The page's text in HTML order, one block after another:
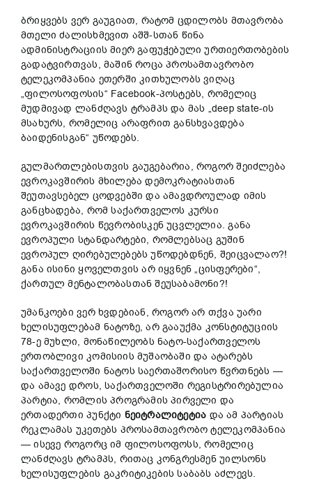
ბრიყვებს ვერ გაუგიათ, რატომ ცდილობს მთავრობა
მთელი ძალისხმევით აშშ-სთან წინა
ადმინისტრაციის მიერ გაფუჭებული ურთიერთობების
გადატვირთვას, მაშინ როცა პროსამთავრობო
ტელეკომპანია ეთერში კითხულობს ვიღაც
„ფილოსოფოსის“ Facebook-პოსტებს, რომელიც
მუდმივად ლანძღავს ტრამპს და მას „deep state-ის
მსახურს, რომელიც არაფრით განსხვავდება
ბაიდენისგან“ უწოდებს.
გულმართლებისთვის გაუგებარია, როგორ შეიძლება
ევროკავშირის მხილება დემოკრატიასთან
შეუთავსებელ ცოდვებში და ამავდროულად იმის
განცხადება, რომ საქართველოს კურსი
ევროკავშირის წევრობისკენ უცვლელია. განა
ევროპული სტანდარტები, რომლებსაც გუშინ
ევროპულ ღირებულებებს უწოდებდნენ, შეიცვალაო?!
განა ისინი ყოველთვის არ იყვნენ „ცისფერები“,
ქართულ მენტალობასთან შეუსაბამონი?!
უმანკოები ვერ ხვდებიან, როგორ არ თქვა უარი
ხელისუფლებამ ნატოზე, არ გააუქმა კონსტიტუციის
78-ე მუხლი, მონაწილეობს ნატო-საქართველოს
ერთობლივი კომისიის მუშაობაში და ატარებს
საქართველოში ნატოს საერთაშორისო წვრთნებს —
და ამავე დროს, საქართველოში რეგისტრირებულია
პარტია, რომლის პროგრამის პირველი და
ერთადერთი პუნქტი ნეიტრალიტეტია და ამ პარტიას
რეკლამას უკეთებს პროსამთავრობო ტელეკომპანია
— ისევე როგორც იმ ფილოსოფოსს, რომელიც
ლანძღავს ტრამპს, რითაც კონგრესმენ უილსონს
ხელისუფლების გაკრიტიკების საბაბს აძლევს.